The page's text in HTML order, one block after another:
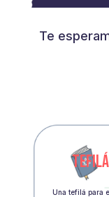
Te
Una tefilá para